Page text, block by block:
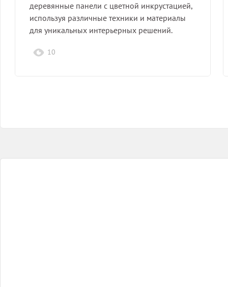
деревянные панели с цветной инкрустацией,
используя различные техники и материалы
для уникальных интерьерных решений.
10